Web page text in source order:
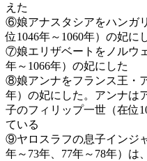
えた
⑥娘アナスタシアをハンガ
位1046年～1060年）の妃に
⑦娘エリザベートをノルウ
年～1066年）の妃にした
⑧娘アンナをフランス王・
年）の妃にした。アンナは
子のフィリップ一世（在位
ている
⑨ヤロスラフの息子インジ
年～73年、77年～78年）は